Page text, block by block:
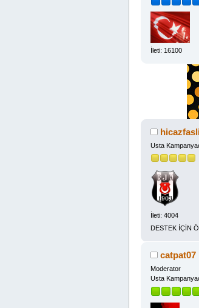
İleti: 16100
Usta
İleti: 4004
DESTEK İÇİN
catpat07
Moderator
Usta